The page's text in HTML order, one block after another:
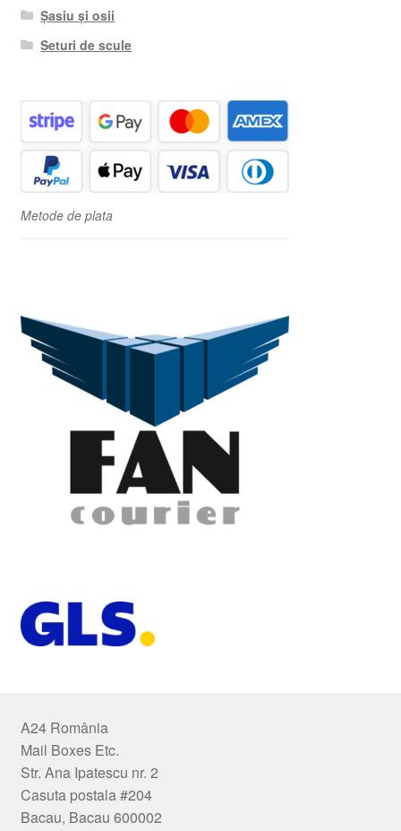
Șasiu și osii
Seturi de scule
Metode de plata
A24 România
Mail Boxes Etc.
Str. Ana Ipatescu nr. 2
Casuta postala #204
Bacau, Bacau 600002